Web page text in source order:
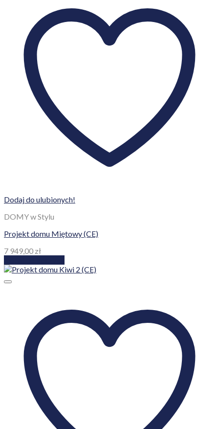
Dodaj do ulubionych!
DOMY w Stylu
Projekt domu Miętowy (CE)
7 949,00 zł